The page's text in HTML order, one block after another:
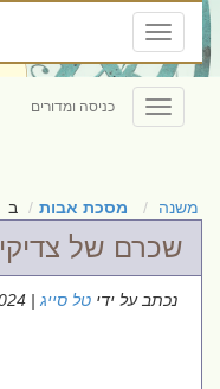
Toggle
navigation
Toggle
navigation
כניסה ומדורים
משנה מסכת אבות ב
שכרם של צדיקים
נכתב על ידיטל סייג| 29/12/2024